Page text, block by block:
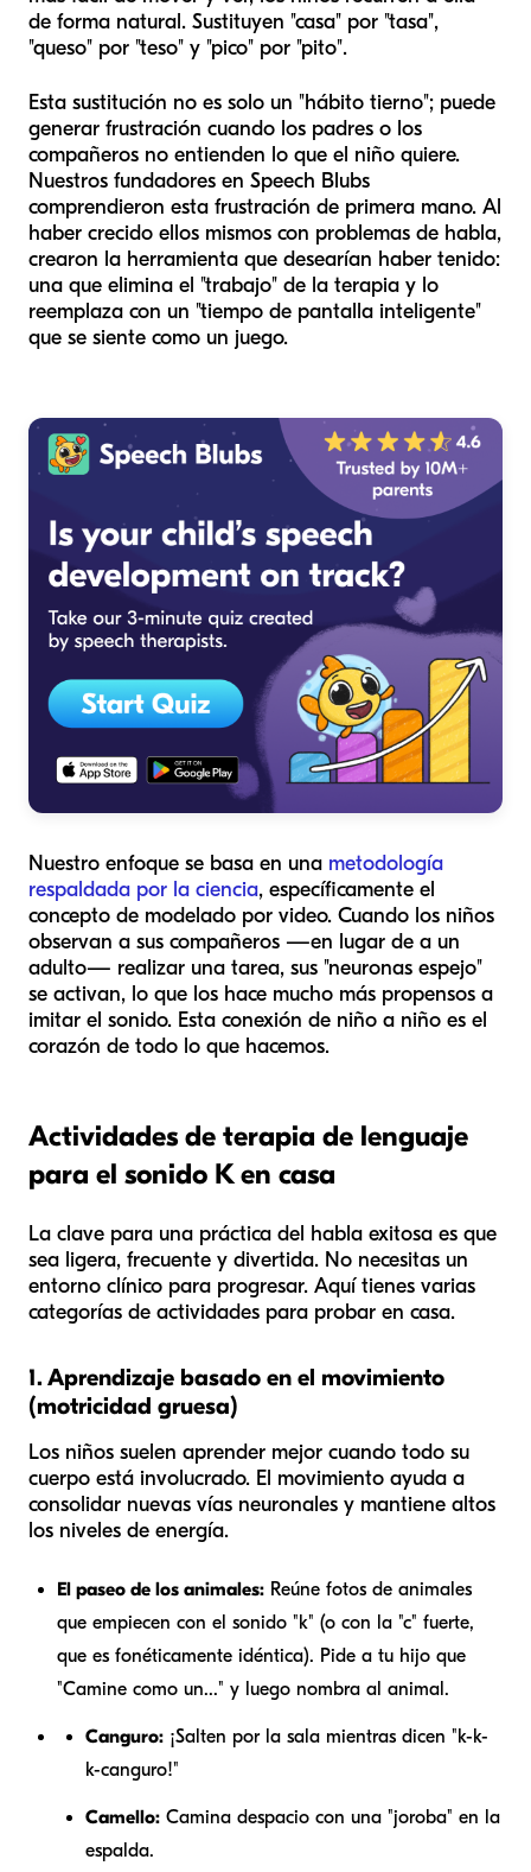
de forma natural. Sustituyen "casa" por "tasa",
"queso" por "teso" y "pico" por "pito".
Esta sustitución no es solo un "hábito tierno"; puede
generar frustración cuando los padres o los
compañeros no entienden lo que el niño quiere.
Nuestros fundadores en Speech Blubs
comprendieron esta frustración de primera mano. Al
haber crecido ellos mismos con problemas de habla,
crearon la herramienta que desearían haber tenido:
una que elimina el "trabajo" de la terapia y lo
reemplaza con un "tiempo de pantalla inteligente"
que se siente como un juego.
Nuestro enfoque se basa en una metodología
respaldada por la ciencia, específicamente el
concepto de modelado por video. Cuando los niños
observan a sus compañeros —en lugar de a un
adulto— realizar una tarea, sus "neuronas espejo"
se activan, lo que los hace mucho más propensos a
imitar el sonido. Esta conexión de niño a niño es el
corazón de todo lo que hacemos.
Actividades de terapia de lenguaje
para el sonido K en casa
La clave para una práctica del habla exitosa es que
sea ligera, frecuente y divertida. No necesitas un
entorno clínico para progresar. Aquí tienes varias
categorías de actividades para probar en casa.
1. Aprendizaje basado en el movimiento
(motricidad gruesa)
Los niños suelen aprender mejor cuando todo su
cuerpo está involucrado. El movimiento ayuda a
consolidar nuevas vías neuronales y mantiene altos
los niveles de energía.
El paseo de los animales: Reúne fotos de animales
que empiecen con el sonido "k" (o con la "c" fuerte,
que es fonéticamente idéntica). Pide a tu hijo que
"Camine como un..." y luego nombra al animal.
Canguro: ¡Salten por la sala mientras dicen "k-k-
k-canguro!"
Camello: Camina despacio con una "joroba" en la
espalda.